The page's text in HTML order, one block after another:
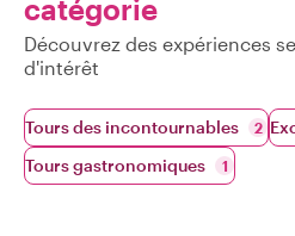
catégorie
Découvrez des expériences
d'intérêt
Tours des incontournables 2
Tours gastronomiques 1